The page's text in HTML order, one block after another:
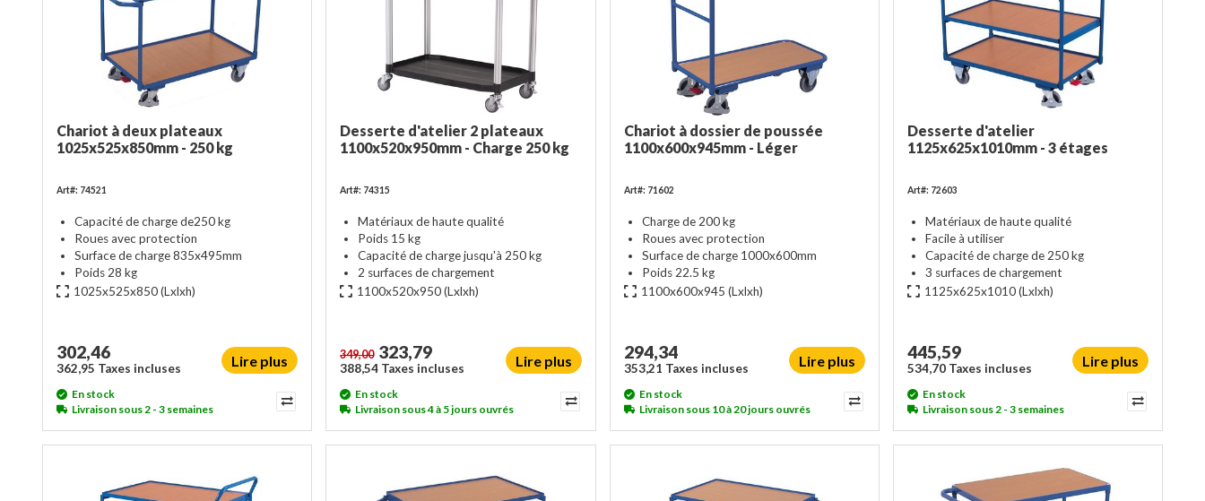
Chariot à deux plateaux
1025x525x850mm - 250 kg
Art#: 74521
Capacité de charge de250 kg
Roues avec protection
Surface de charge 835x495mm
Poids 28 kg
1025x525x850(Lxlxh)
302,46
362,95 Taxes incluses Lire plus
En stock
Livraison sous 2 - 3 semaines
Desserte d'atelier 2 plateaux
1100x520x950mm - Charge 250 kg
Art#: 74315
Matériaux de haute qualité
Poids 15 kg
Capacité de charge jusqu'à 250 kg
2 surfaces de chargement
1100x520x950(Lxlxh)
349,00 323,79
388,54 Taxes incluses Lire plus
En stock
Livraison sous 4 à 5 jours ouvrés
Chariot à dossier de poussée
1100x600x945mm - Léger
Art#: 71602
Charge de 200 kg
Roues avec protection
Surface de charge 1000x600mm
Poids 22.5 kg
1100x600x945 (Lxlxh)
294,34
353,21 Taxes incluses Lire plus
En stock
Livraison sous 10 à 20 jours ouvrés
Desserte d'atelier
1125x625x1010mm - 3 étages
Art#: 72603
Matériaux de haute qualité
Facile à utiliser
Capacité de charge de 250 kg
3 surfaces de chargement
1125x625x1010(Lxlxh)
445,59
534,70 Taxes incluses Lire plus
En stock
Livraison sous 2 - 3 semaines